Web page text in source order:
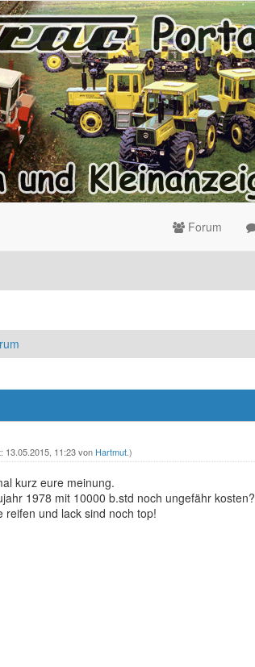
Forum
13.05.2015, 11:23 von Hartmut.)
kurz eure meinung.
1978 mit 10000 b.std noch ungefähr kosten?
reifen und lack sind noch top!